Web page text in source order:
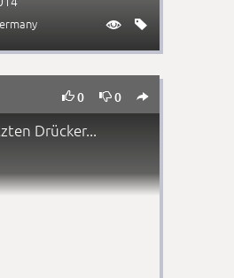
 
0 0 
Drücker...